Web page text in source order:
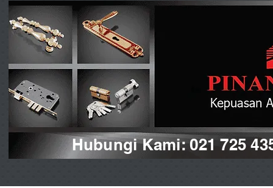
Hubungi Kami: 021 725